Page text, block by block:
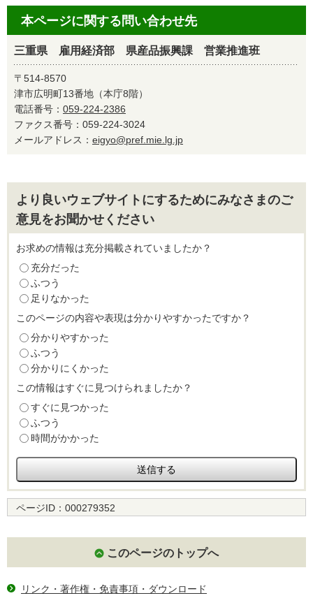
本ページに関する問い合わせ先
三重県 雇用経済部 県産品振興課 営業推進班
〒514-8570
津市広明町13番地（本庁8階）
電話番号： 059-224-2386
ファクス番号：059-224-3024
メールアドレス： eigyo@pref.mie.lg.jp
より良いウェブサイトにするためにみなさまのご
意見をお聞かせください
お求めの情報は充分掲載されていましたか？
充分だった
ふつう
足りなかった
このページの内容や表現は分かりやすかったですか？
分かりやすかった
ふつう
分かりにくかった
この情報はすぐに見つけられましたか？
すぐに見つかった
ふつう
時間がかかった
ページID： 000279352
このページのトップへ
リンク・著作権・免責事項・ダウンロード